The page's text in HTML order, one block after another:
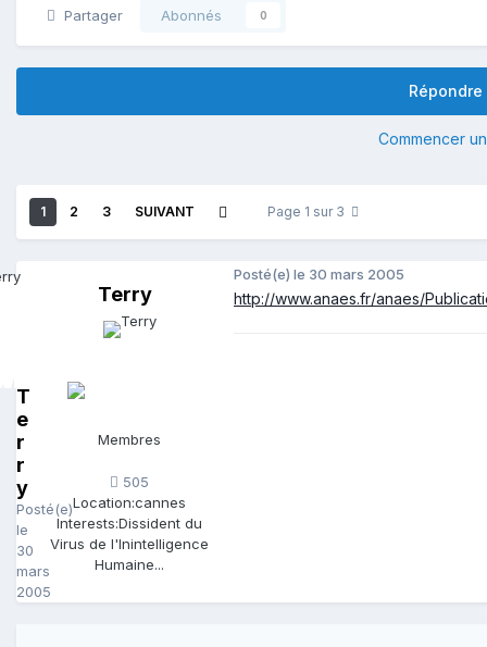
Partager Abonnés 0
Commencer
1 2 3 SUIVANT Page 1 sur 3
T
e
r
r
y
Posté(e)
le
30
mars
2005
Terry
Membres
505
Location:cannes
Interests:Dissident du
Virus de l'Inintelligence
Humaine...
Posté(e) le 30 mars 2005
http://www.anaes.fr/anaes/